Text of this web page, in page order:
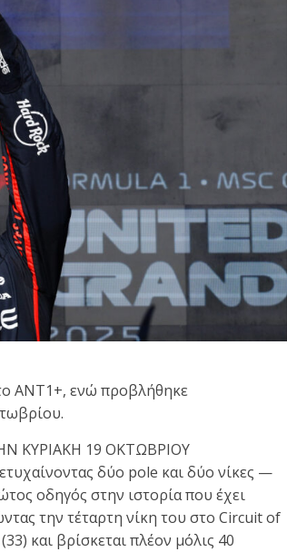
ΑΝΤ1+, ενώ προβλήθηκε
ΚΥΡΙΑΚΗ 19 ΟΚΤΩΒΡΙΟΥ
δύο pole και δύο νίκες —
οδηγός στην ιστορία που έχει
την τέταρτη νίκη του στο Circuit of
και βρίσκεται πλέον μόλις 40